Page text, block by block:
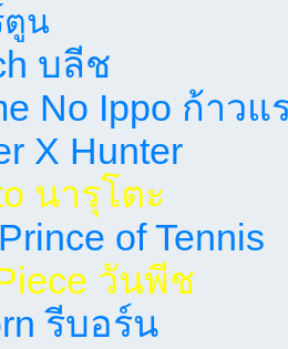
ตูน
บลีช
No Ippo ก้าวแ
X Hunter
นารุโตะ
of Tennis
วันพีช
รีบอร์น